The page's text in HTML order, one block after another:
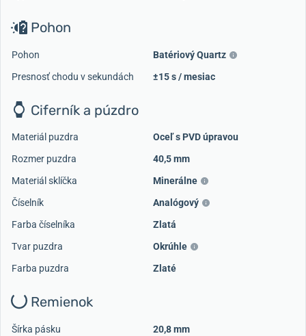
Pohon
Pohon
Batériový Quartz
Presnosť chodu v sekundách
±15 s / mesiac
Ciferník a púzdro
Materiál puzdra
Oceľ s PVD úpravou
Rozmer puzdra
40,5 mm
Materiál sklíčka
Minerálne
Číselník
Analógový
Farba číselníka
Zlatá
Tvar puzdra
Okrúhle
Farba puzdra
Zlaté
Remienok
Šírka pásku
20,8 mm